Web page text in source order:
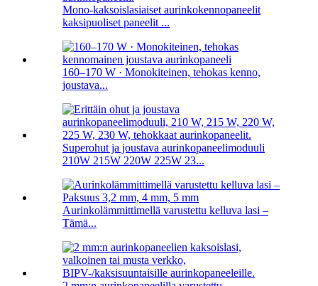
Mono-kaksoislasiaiset aurinkokennopaneelit
kaksipuoliset paneelit ...
160–170 W · Monokiteinen, tehokas kenno,
joustava...
Superohut ja joustava aurinkopaneelimoduuli
210W 215W 220W 225W 23...
Aurinkolämmittimellä varustettu kelluva lasi –
Tämä...